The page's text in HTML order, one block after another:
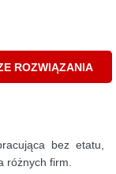
ROZWIĄZANIA
bez etatu,
różnych firm.